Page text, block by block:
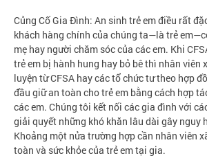
Củng Cố Gia Đình: An sinh trẻ em điều rất
khách hàng chính của chúng ta—là trẻ
mẹ hay người chăm sóc của các em. Khi
trẻ em bị hành hung hay bỏ bê thì nhân viên
luyện từ CFSA hay các tổ chức tư theo hợp
đầu giữ an toàn cho trẻ em bằng cách hợp
các em. Chúng tôi kết nối các gia đình với
giải quyết những khó khăn lâu dài gây nguy
Khoảng một nửa trường hợp cần nhân viên
toàn và sức khỏe của trẻ em tại gia.